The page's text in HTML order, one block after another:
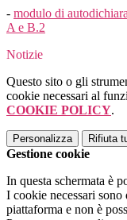
- modulo di
A e B.2
Notizie
Questo sito o gli
cookie necessari al
COOKIE POLICY.
Personalizza Rifiuta
Gestione cookie
In questa schermata è
I cookie necessari
piattaforma e non è